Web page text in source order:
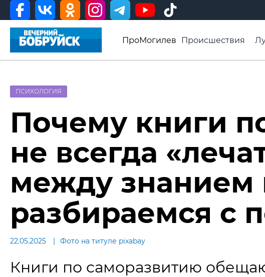
ПроМогилев Происшествия
Видео ВБ
ПСИХОЛОГИЯ
Почему книги
не всегда
между знанием
разбираемся с
22.05.2025 Фото на титуле pixabay
Книги по саморазвитию